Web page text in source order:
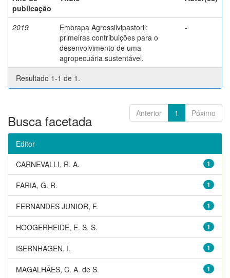
publicação
2019
Embrapa Agrossilvipastoril:
primeiras contribuições para o
desenvolvimento de uma
agropecuária sustentável.
-
Resultado 1-1 de 1.
Anterior 1 Póximo
Busca facetada
Editor
1
CARNEVALLI, R. A.
1
FARIA, G. R.
1
FERNANDES JUNIOR, F.
1
HOOGERHEIDE, E. S. S.
1
ISERNHAGEN, I.
1
MAGALHÃES, C. A. de S.